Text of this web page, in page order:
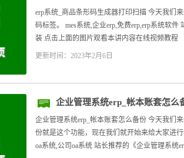
erp系统_商品条形码生成器打印扫描 今天我们
码标签。 mes系统,企业erp,免费erp,erp系统软
装 点击上面的图片观看本讲内容在线视频教程
更新时间：2023年2月6日
企业管理系统erp_帐本账套怎么
企业管理系统erp_帐本账套怎么备份 今天我们
份就是这个功能，现在我们就开始来给大家进
oa系统,公司oa系统 站长推荐的《企业管理系统